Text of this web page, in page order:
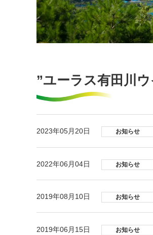
”ユーラス有田川
2023年05月20日 お知らせ
2022年06月04日 お知らせ
2019年08月10日 お知らせ
2019年06月15日 お知らせ